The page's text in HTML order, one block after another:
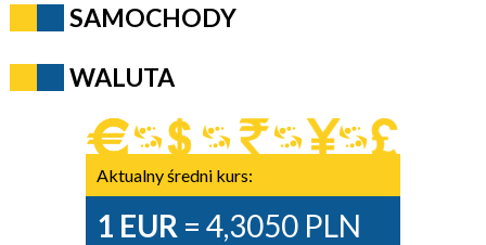
SAMOCHODY
WALUTA
Aktualny średni kurs:
1 EUR = 4,3050 PLN